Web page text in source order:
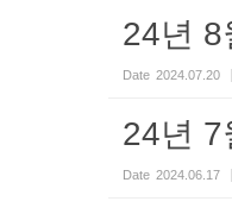
24년 8
Date 2024.07.20
24년 7
Date 2024.06.17